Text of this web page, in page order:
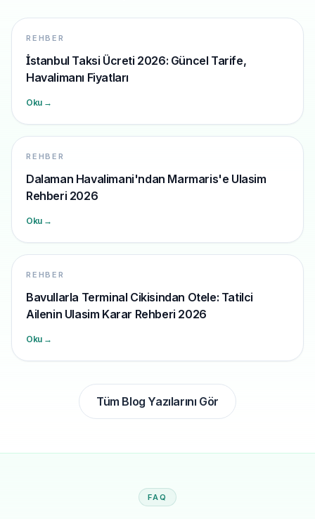
REHBER
İstanbul Taksi Ücreti 2026: Güncel Tarife,
Havalimanı Fiyatları
Oku →
REHBER
Dalaman Havalimani'ndan Marmaris'e Ulasim
Rehberi 2026
Oku →
REHBER
Bavullarla Terminal Cikisindan Otele: Tatilci
Ailenin Ulasim Karar Rehberi 2026
Oku →
Tüm Blog Yazılarını Gör
FAQ